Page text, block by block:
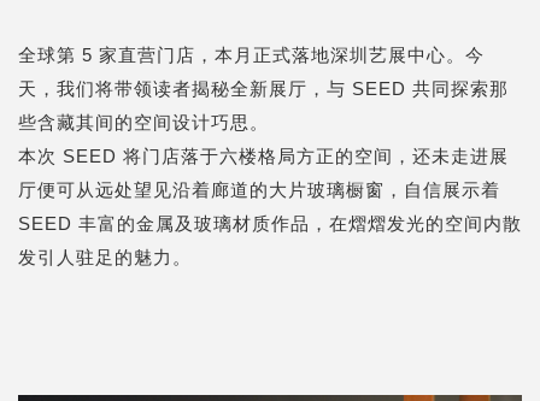
全球第 5 家直营门店，本月正式落地深圳艺展中心。 今
天，我们将带领读者揭秘全新展厅，与 SEED 共同探索那
些含藏其间的空间设计巧思。
本次 SEED 将门店落于六楼格局方正的空间，还未走进展
厅便可从远处望见沿着廊道的大片玻璃橱窗，自信展示着
SEED 丰富的金属及玻璃材质作品，在熠熠发光的空间内散
发引人驻足的魅力。